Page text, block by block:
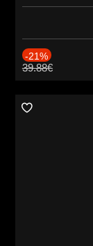
-21%
39.88€